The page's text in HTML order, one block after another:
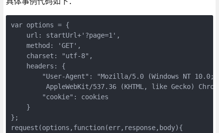
var options = {
    url: startUrl+'?page=1',
    method: 'GET',
    charset: "utf-8",
    headers: {
"User-Agent": "Mozilla/5.0 (Windows NT 10.0;
AppleWebKit/537.36 (KHTML, like Gecko)
        "cookie": cookies
    }
};
request(options,function(err,response,body){